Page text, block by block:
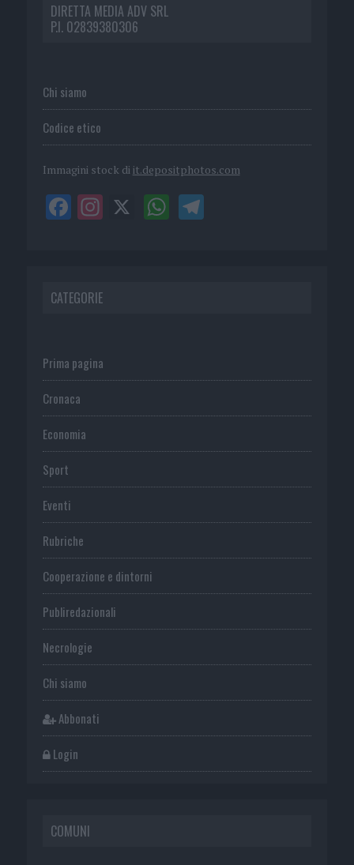
DIRETTA MEDIA ADV SRL
P.I. 02839380306
Chi siamo
Codice etico
Immagini stock di it.depositphotos.com
CATEGORIE
Prima pagina
Cronaca
Economia
Sport
Eventi
Rubriche
Cooperazione e dintorni
Publiredazionali
Necrologie
Chi siamo
Abbonati
Login
COMUNI